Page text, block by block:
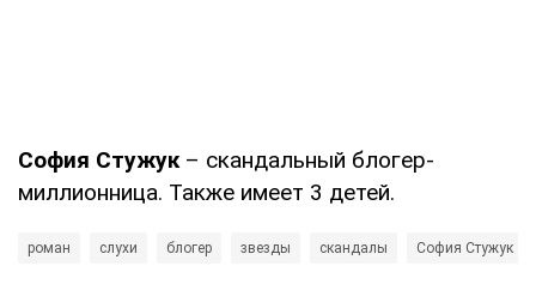
София Стужук– скандальный блогер-
миллионница. Также имеет 3 детей.
роман слухи блогер звезды скандалы София Стужук